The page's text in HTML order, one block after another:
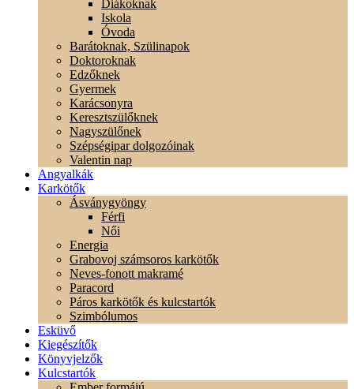
Diákoknak
Iskola
Óvoda
Barátoknak, Szülinapok
Doktoroknak
Edzőknek
Gyermek
Karácsonyra
Keresztszülőknek
Nagyszülőnek
Szépségipar dolgozóinak
Valentin nap
Angyalkák
Karkötők
Ásványgyöngy
Férfi
Női
Energia
Grabovoj számsoros karkötők
Neves-fonott makramé
Paracord
Páros karkötők és kulcstartók
Szimbólumos
Esküvő
Kiegészítők
Könyvjelzők
Kulcstartók